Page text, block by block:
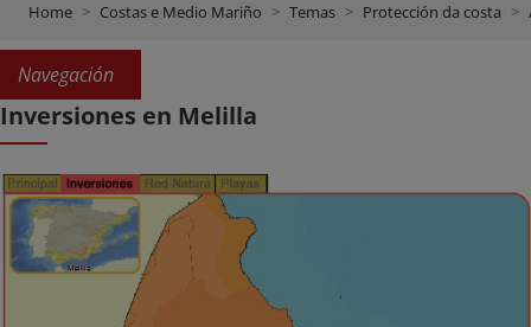
Home Costas e Medio Mariño Temas Protección da costa
Navegación
Inversiones en Melilla